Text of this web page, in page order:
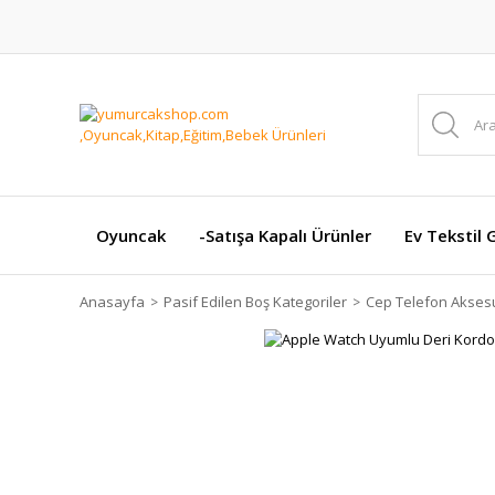
Oyuncak -Satışa Kapalı Ürünler Ev Tekstil
Anasayfa Pasif Edilen Boş Kategoriler Cep Telefon